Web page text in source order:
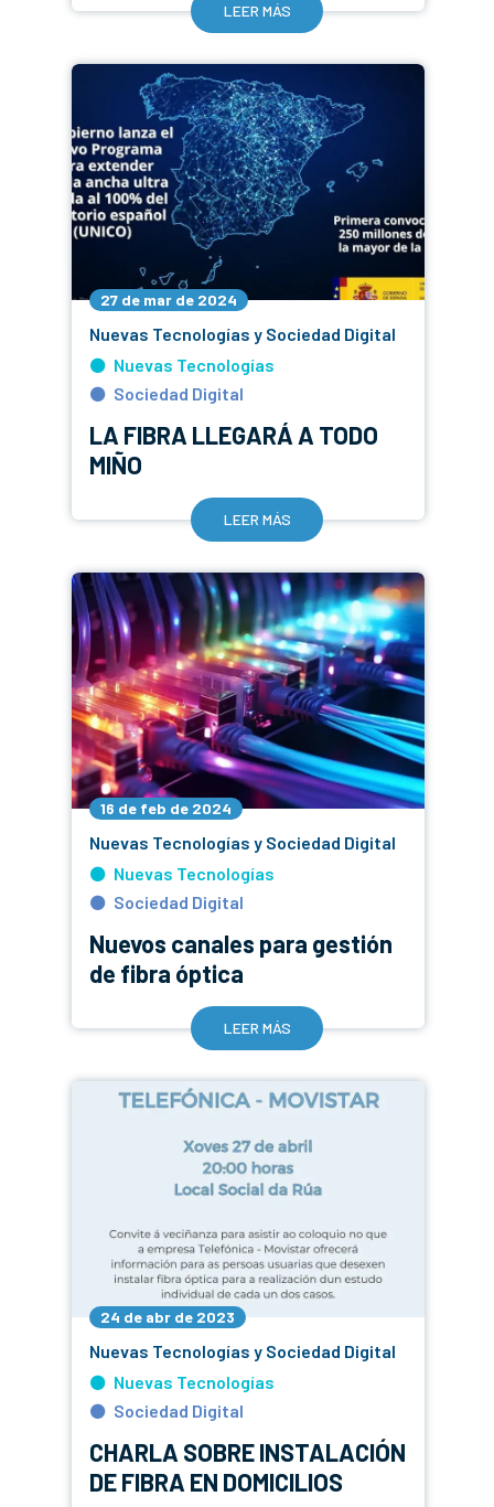
LEER MÁS
27 de mar de 2024
Nuevas Tecnologías y Sociedad Digital
Nuevas Tecnologías
Sociedad Digital
LA FIBRA LLEGARÁ A TODO
MIÑO
LEER MÁS
16 de feb de 2024
Nuevas Tecnologías y Sociedad Digital
Nuevas Tecnologías
Sociedad Digital
Nuevos canales para gestión
de fibra óptica
LEER MÁS
24 de abr de 2023
Nuevas Tecnologías y Sociedad Digital
Nuevas Tecnologías
Sociedad Digital
CHARLA SOBRE INSTALACIÓN
DE FIBRA EN DOMICILIOS